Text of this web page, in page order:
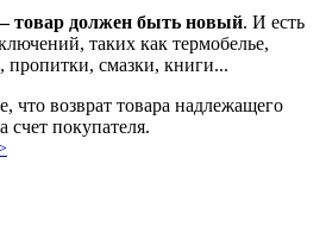
товар должен быть новый. И есть
таких как термобелье,
пропитки, смазки, книги...
что возврат товара надлежащего
счет покупателя.